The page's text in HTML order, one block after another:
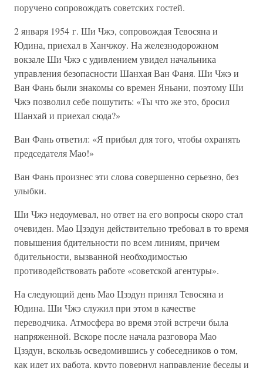
поручено сопровождать советских гостей.
2 января 1954 г. Ши Чжэ, сопровождая Тевосяна и
Юдина, приехал в Ханчжоу. На железнодорожном
вокзале Ши Чжэ с удивлением увидел начальника
управления безопасности Шанхая Ван Фаня. Ши Чжэ и
Ван Фань были знакомы со времен Яньани, поэтому Ши
Чжэ позволил себе пошутить: «Ты что же это, бросил
Шанхай и приехал сюда?»
Ван Фань ответил: «Я прибыл для того, чтобы охранять
председателя Мао!»
Ван Фань произнес эти слова совершенно серьезно, без
улыбки.
Ши Чжэ недоумевал, но ответ на его вопросы скоро стал
очевиден. Мао Цзэдун действительно требовал в то время
повышения бдительности по всем линиям, причем
бдительности, вызванной необходимостью
противодействовать работе «советской агентуры».
На следующий день Мао Цзэдун принял Тевосяна и
Юдина. Ши Чжэ служил при этом в качестве
переводчика. Атмосфера во время этой встречи была
напряженной. Вскоре после начала разговора Мао
Цзэдун, вскользь осведомившись у собеседников о том,
как идет их работа, круто повернул направление беседы и